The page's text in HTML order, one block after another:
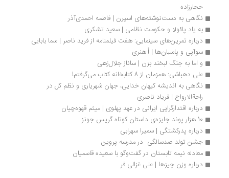
حجارزاده
نگاهی به دست‌نوشته‌های اسپرن | فاطمه احمدی‌آذر
به یاد پائولا و حکومت نظامی | سعید تشکری
درباره تمرین‌های سینمایی: هفت فیلمنامه از فرید ناصر | سما بابایی
سوآپی و پاسبان‌ها | اُ.هنری
و اما به جنگ لبخند بزن | ساناز جلال‌زهی
علی دهباشی: همزمان از 8 کتابخانه کتاب می‌گرفتم!
نگاهی به اندیشه‌ کیهان ‌خدایی، جهان ‌شهریاری و نظم کل در
راحةالارواح | فریاد ناصری
درباره اقتدارگرایی ایرانی در عهد پهلوی | میثم قهوه‌چیان
درباره پدرکشتگی | سمیرا سهرابی
جشن تولد صدسالگی  در مدرسه پروین
معادله نیمه تابستان در گفت‌وگو با سعیده قاسمیان
درباره وزن چیزها | علی غزالی فر